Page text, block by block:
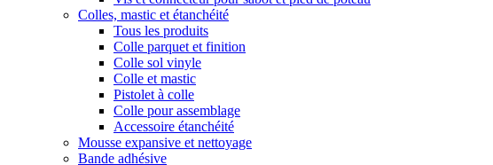
Colles, mastic et étanchéité
Tous les produits
Colle parquet et finition
Colle sol vinyle
Colle et mastic
Pistolet à colle
Colle pour assemblage
Accessoire étanchéité
Mousse expansive et nettoyage
Bande adhésive